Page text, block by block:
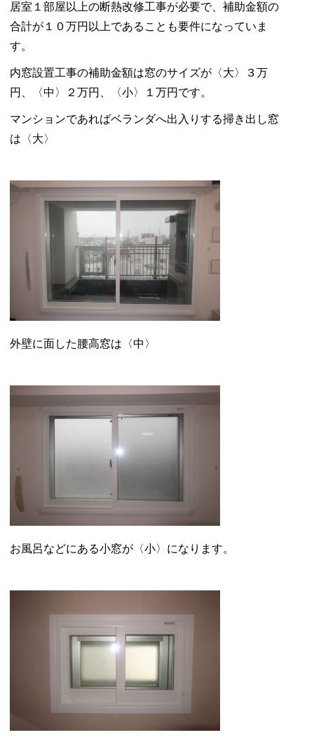
居室１部屋以上の断熱改修工事が必要で、補助金額の
合計が１０万円以上であることも要件になっていま
す。
内窓設置工事の補助金額は窓のサイズが〈大〉３万
円、〈中〉２万円、〈小〉１万円です。
マンションであればベランダへ出入りする掃き出し窓
は〈大〉
外壁に面した腰高窓は〈中〉
お風呂などにある小窓が〈小〉になります。